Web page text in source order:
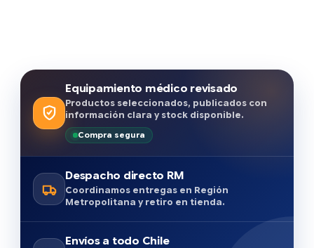
Equipamiento médico revisado
Productos seleccionados, publicados con
información clara y stock disponible.
Compra segura
Despacho directo RM
Coordinamos entregas en Región
Metropolitana y retiro en tienda.
Envíos a todo Chile